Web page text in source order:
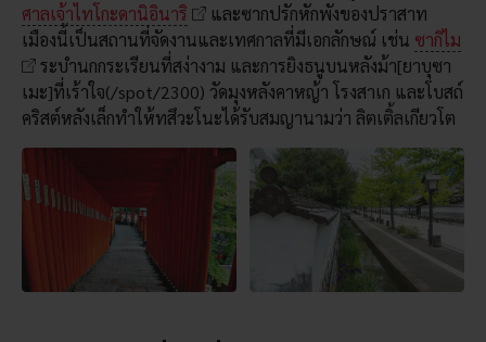
ศาลเจ้าไทโกะดานิอินาริ
และซากปรักหักพังของปราสาท
เมืองนี้เป็นสถานที่จัดงานและเทศกาลที่มีเอกลักษณ์ เช่น ซากิไม
ระบำนกกระเรียนที่สง่างาม และการยิงธนูบนหลังม้า[ยาบุซา
เมะ]ที่เร้าใจ(/spot/2300) วัดมุงหลังคาหญ้า โรงสาเก และโบสถ์
คริสต์หลังเล็กทำให้ทสึวะโนะได้รับสมญานามว่า ลิตเติ้ลเกียวโต